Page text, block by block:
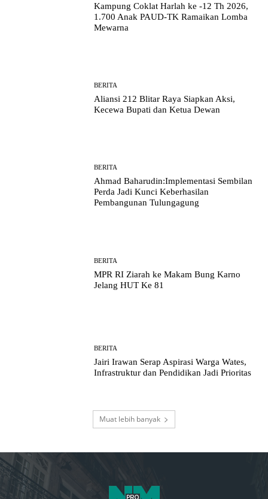
Kampung Coklat Harlah ke -12 Th 2026,
1.700 Anak PAUD-TK Ramaikan Lomba
Mewarna
BERITA
Aliansi 212 Blitar Raya Siapkan Aksi,
Kecewa Bupati dan Ketua Dewan
BERITA
Ahmad Baharudin:Implementasi Sembilan
Perda Jadi Kunci Keberhasilan
Pembangunan Tulungagung
BERITA
MPR RI Ziarah ke Makam Bung Karno
Jelang HUT Ke 81
BERITA
Jairi Irawan Serap Aspirasi Warga Wates,
Infrastruktur dan Pendidikan Jadi Prioritas
Muat lebih banyak